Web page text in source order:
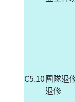
C5.10團隊退
退修